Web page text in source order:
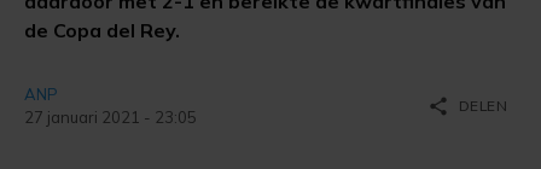
de Copa del Rey.
ANP
27 januari 2021 - 23:05
share DELEN